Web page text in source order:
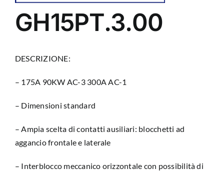
GH15PT.3.00
DESCRIZIONE:
– 175A 90KW AC-3 300A AC-1
– Dimensioni standard
– Ampia scelta di contatti ausiliari: blocchetti ad
aggancio frontale e laterale
– Interblocco meccanico orizzontale con possibilità di